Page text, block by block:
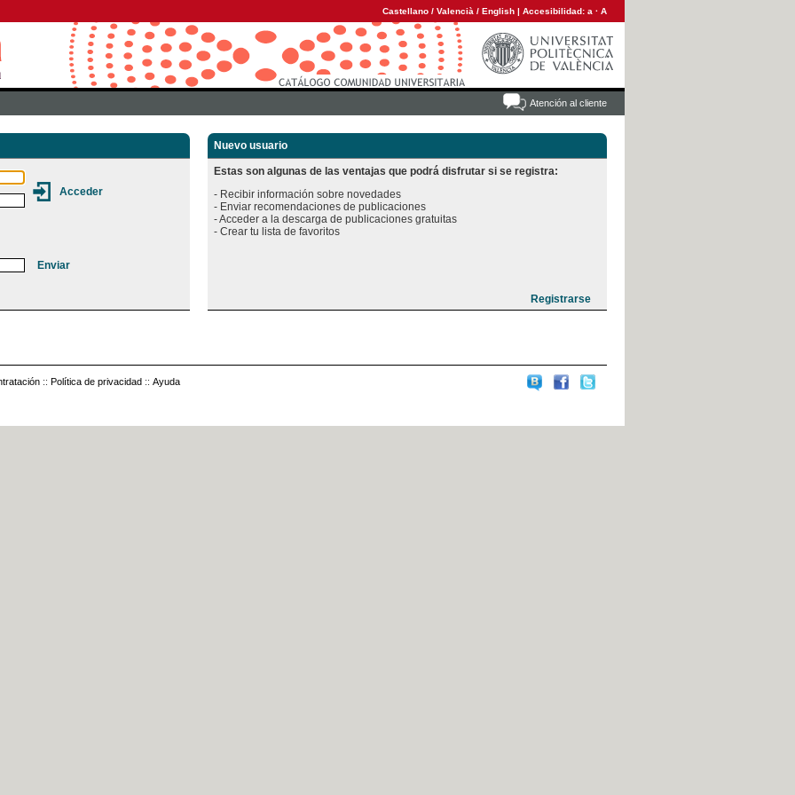
Castellano / Valencià / English | Accesibilidad: a · A
Atención al cliente
Nuevo usuario
Estas son algunas de las ventajas que podrá disfrutar si se registra:
- Recibir información sobre novedades
- Enviar recomendaciones de publicaciones
- Acceder a la descarga de publicaciones gratuitas
:: Política de privacidad :: Ayuda